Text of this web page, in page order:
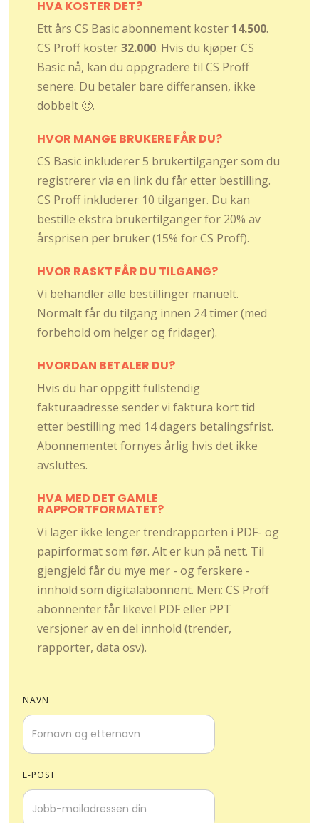
HVA KOSTER DET?
Ett års CS Basic abonnement koster 14.500.
CS Proff koster32.000. Hvis du kjøper CS
Basic nå, kan du oppgradere til CS Proff
senere. Du betaler bare differansen, ikke
dobbelt 🙂.
HVOR MANGE BRUKERE FÅR DU?
CS Basic inkluderer 5 brukertilganger som du
registrerer via en link du får etter bestilling.
CS Proff inkluderer 10 tilganger. Du kan
bestille ekstra brukertilganger for 20% av
årsprisen per bruker (15% for CS Proff).
HVOR RASKT FÅR DU TILGANG?
Vi behandler alle bestillinger manuelt.
Normalt får du tilgang innen 24 timer (med
forbehold om helger og fridager).
HVORDAN BETALER DU?
Hvis du har oppgitt fullstendig
fakturaadresse sender vi faktura kort tid
etter bestilling med 14 dagers betalingsfrist.
Abonnementet fornyes årlig hvis det ikke
avsluttes.
HVA MED DET GAMLE
RAPPORTFORMATET?
Vi lager ikke lenger trendrapporten i PDF- og
papirformat som før. Alt er kun på nett. Til
gjengjeld får du mye mer - og ferskere -
innhold som digitalabonnent. Men: CS Proff
abonnenter får likevel PDF eller PPT
versjoner av en del innhold (trender,
rapporter, data osv).
NAVN
E-POST